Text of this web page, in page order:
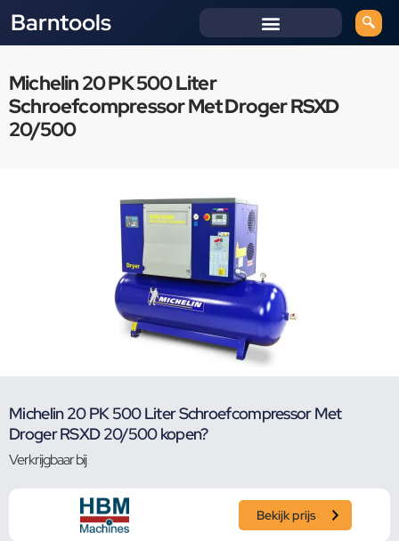
Barntools
Michelin 20 PK 500 Liter
Schroefcompressor Met Droger RSXD
20/500
Michelin 20 PK 500 Liter Schroefcompressor Met
Droger RSXD 20/500 kopen?
Verkrijgbaar bij
Bekijk prijs